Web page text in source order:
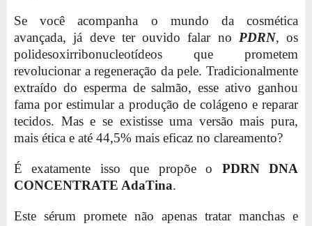
Se você acompanha o mundo da cosmética
avançada, já deve ter ouvido falar no PDRN, os
polidesoxirribonucleotídeos que prometem
revolucionar a regeneração da pele. Tradicionalmente
extraído do esperma de salmão, esse ativo ganhou
fama por estimular a produção de colágeno e reparar
tecidos. Mas e se existisse uma versão mais pura,
mais ética e até 44,5% mais eficaz no clareamento?
É exatamente isso que propõe o PDRN DNA
CONCENTRATE AdaTina.
Este sérum promete não apenas tratar manchas e